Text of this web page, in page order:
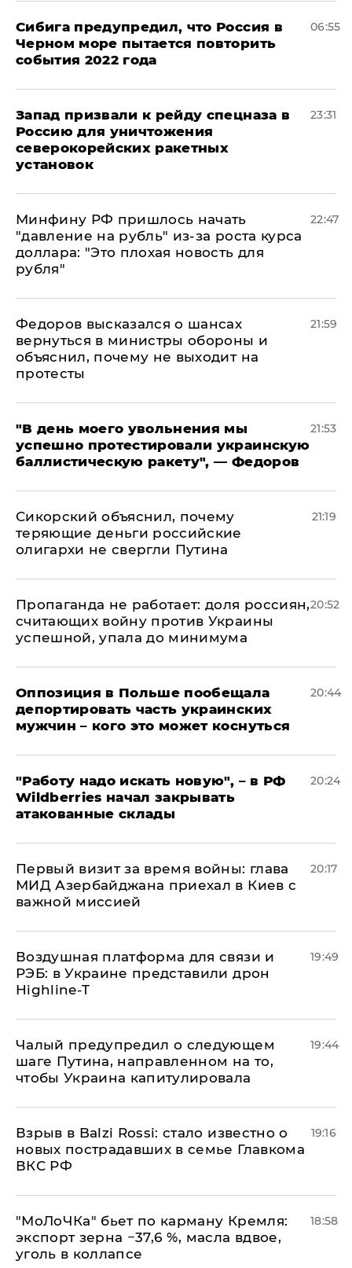
Сибига предупредил, что Россия в
Черном море пытается повторить
события 2022 года
06:55
Запад призвали к рейду спецназа в
Россию для уничтожения
северокорейских ракетных
установок
23:31
Минфину РФ пришлось начать
"давление на рубль" из-за роста курса
доллара: "Это плохая новость для
рубля"
22:47
Федоров высказался о шансах
вернуться в министры обороны и
объяснил, почему не выходит на
протесты
21:59
​"В день моего увольнения мы
успешно протестировали украинскую
баллистическую ракету", — Федоров
21:53
Сикорский объяснил, почему
теряющие деньги российские
олигархи не свергли Путина
21:19
​Пропаганда не работает: доля россиян,
считающих войну против Украины
успешной, упала до минимума
20:52
Оппозиция в Польше пообещала
депортировать часть украинских
мужчин – кого это может коснуться
20:44
"Работу надо искать новую", – в РФ
Wildberries начал закрывать
атакованные склады
20:24
Первый визит за время войны: глава
МИД Азербайджана приехал в Киев с
важной миссией
20:17
Воздушная платформа для связи и
РЭБ: в Украине представили дрон
Highline-T
19:49
Чалый предупредил о следующем
шаге Путина, направленном на то,
чтобы Украина капитулировала
19:44
Взрыв в Balzi Rossi: стало известно о
новых пострадавших в семье Главкома
ВКС РФ
19:16
​"МоЛоЧКа" бьет по карману Кремля:
экспорт зерна −37,6 %, масла вдвое,
уголь в коллапсе
18:58